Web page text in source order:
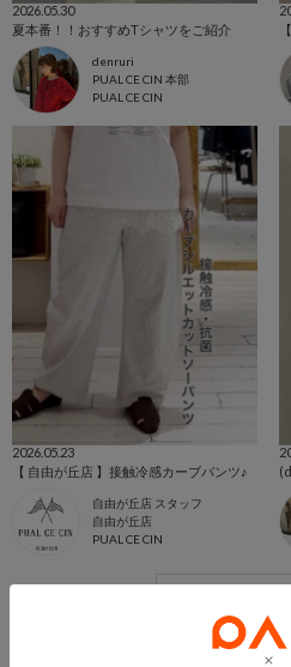
2026.05.30
夏本番！！おすすめTシャツをご紹介
denruri
PUAL CE CIN 本部
PUAL CE CIN
2026.05.23
【 自由が丘店 】接触冷感カーブパンツ♪
自由が丘店 スタッフ
自由が丘店
PUAL CE CIN